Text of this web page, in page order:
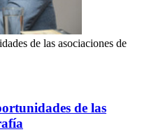
de las asociaciones de
de las